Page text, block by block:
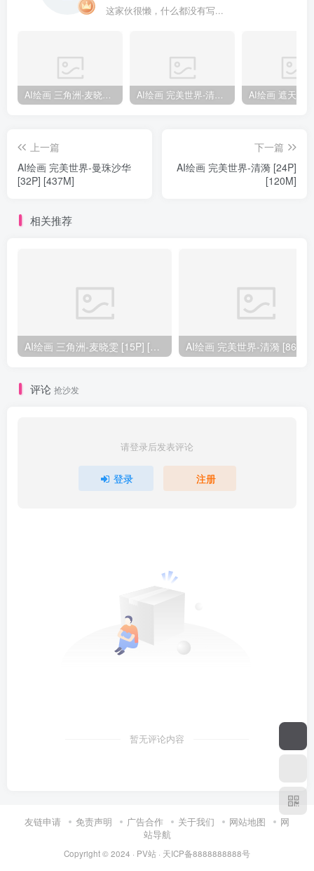
这家伙很懒，什么都没有写...
AI绘画 三角洲-麦晓雯 [15P] [57M] AI绘画 完美世界-清漪 [86P] [1173M]
上一篇
AI绘画 完美世界-曼珠沙华
[32P] [437M]
下一篇
AI绘画 完美世界-清漪 [24P]
[120M]
相关推荐
AI绘画 三角洲-麦晓雯 [15P] [57M]
评论 抢沙发
请登录后发表评论
登录 注册
暂无评论内容
友链申请 免责声明 广告合作 关于我们 网站地图
网
站导航
Copyright © 2024 · PV站 · 天ICP备8888888888号